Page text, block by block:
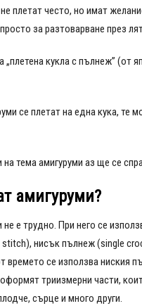
плетат често, но имат
за разтоварване през
кукла с пълнеж” (от
се плетат на една кука,
тема амигуруми аз ще се
амигуруми?
не е трудно. При него се
stitch), нисък пълнеж (single
времето се използва ниския
триизмерни части,
сърце и много други.